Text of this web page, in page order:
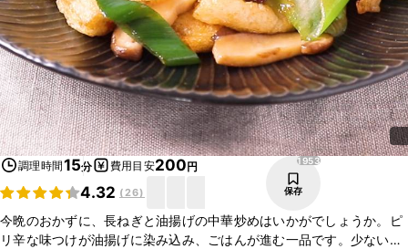
調理時間15分 費用目安200円
4.32 (26)
1953
保存
今晩のおかずに、長ねぎと油揚げの中華炒めはいかがでしょうか。ピ
リ辛な味つけが油揚げに染み込み、ごはんが進む一品です。少ない食